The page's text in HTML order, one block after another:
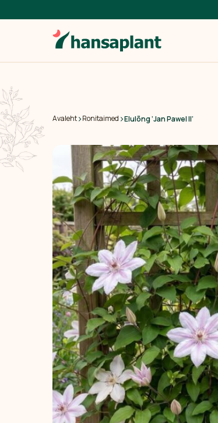
Avaleht›Ronitaimed ›Elulõng ‘Jan Pawel II’